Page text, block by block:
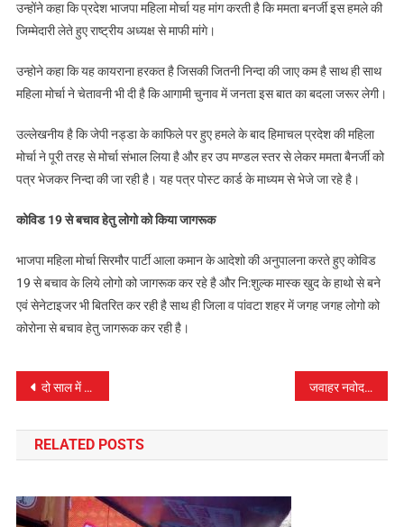
उन्होंने कहा कि प्रदेश भाजपा महिला मोर्चा यह मांग करती है कि ममता बनर्जी इस हमले की
जिम्मेदारी लेते हुए राष्ट्रीय अध्यक्ष से माफी मांगे।
उन्होने कहा कि यह कायराना हरकत है जिसकी जितनी निन्दा की जाए कम है साथ ही साथ
महिला मोर्चा ने चेतावनी भी दी है कि आगामी चुनाव में जनता इस बात का बदला जरूर लेगी।
उल्लेखनीय है कि जेपी नड्डा के काफिले पर हुए हमले के बाद हिमाचल प्रदेश की महिला
मोर्चा ने पूरी तरह से मोर्चा संभाल लिया है और हर उप मण्डल स्तर से लेकर ममता बैनर्जी को
पत्र भेजकर निन्दा की जा रही है। यह पत्र पोस्ट कार्ड के माध्यम से भेजे जा रहे है।
कोविड 19 से बचाव हेतु लोगो को किया जागरूक
भाजपा महिला मोर्चा सिरमौर पार्टी आला कमान के आदेशो की अनुपालना करते हुए कोविड
19 से बचाव के लिये लोगो को जागरूक कर रहे है और नि:शुल्क मास्क खुद के हाथो से बने
एवं सेनेटाइजर भी बितरित कर रही है साथ ही जिला व पांवटा शहर में जगह जगह लोगो को
कोरोना से बचाव हेतु जागरूक कर रही है।
पोस्ट
नेविगेशन
दो साल में पूरा होगा नैशनल हाईवे-707 का निर्माण कार्य, कुल लागत 1300 करोड़ की जवाहर नवोदय विद्यालय कक्षा छठी में आवेदन की अंतिम तिथि 29 दिसम्बर तक
RELATED POSTS